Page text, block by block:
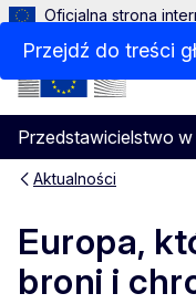
Przejdź do treści
Oficjalna strona
Przedstawicielstwo
Menu
Aktualności
Europa,
broni i